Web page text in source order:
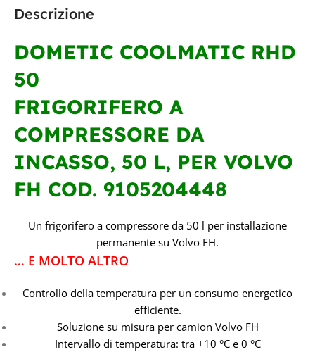
Descrizione
DOMETIC COOLMATIC RHD
50
FRIGORIFERO A
COMPRESSORE DA
INCASSO, 50 L, PER VOLVO
FH COD. 9105204448
Un frigorifero a compressore da 50 l per installazione
permanente su Volvo FH.
… E MOLTO ALTRO
Controllo della temperatura per un consumo energetico
efficiente.
Soluzione su misura per camion Volvo FH
Intervallo di temperatura: tra +10 °C e 0 °C
TECNOLOGIA
COMPRESSORE
TENSIONE IN VOLT